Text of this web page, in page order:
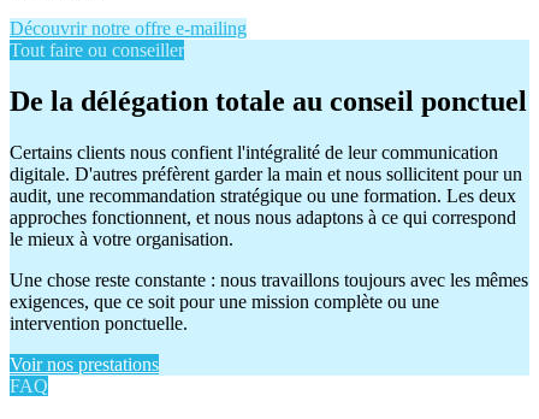
Découvrir notre offre e-mailing
Tout faire ou conseiller
De la délégation totale au conseil ponctuel
Certains clients nous confient l'intégralité de leur communication
digitale. D'autres préfèrent garder la main et nous sollicitent pour un
audit, une recommandation stratégique ou une formation. Les deux
approches fonctionnent, et nous nous adaptons à ce qui correspond
le mieux à votre organisation.
Une chose reste constante : nous travaillons toujours avec les mêmes
exigences, que ce soit pour une mission complète ou une
intervention ponctuelle.
Voir nos prestations
FAQ